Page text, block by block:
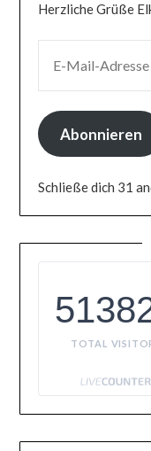
Herzliche Grüße
Abonnieren
Schließe dich 31
TOTAL